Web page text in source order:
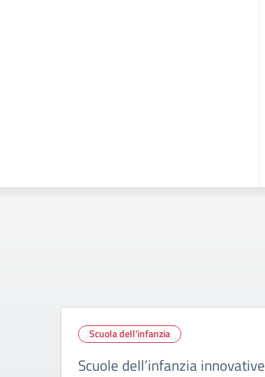
Scuola dell'infanzia
Scuole dell’infanzia innovative